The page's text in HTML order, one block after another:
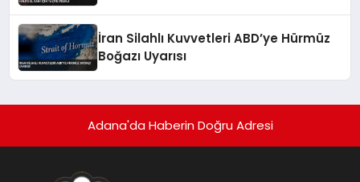
İran Silahlı Kuvvetleri ABD’ye Hürmüz
Boğazı Uyarısı
Adana'da Haberin Doğru Adresi